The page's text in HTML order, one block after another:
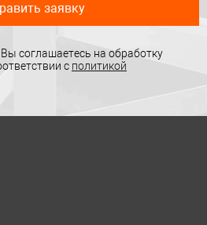
заявку
соглашаетесь на обработку
с политикой